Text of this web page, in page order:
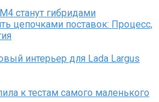
станут гибридами
цепочками поставок: Процесс,
интерьер для Lada Largus
к тестам самого маленького